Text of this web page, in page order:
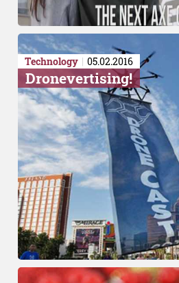
Technology 05.02.2016
Dronevertising!